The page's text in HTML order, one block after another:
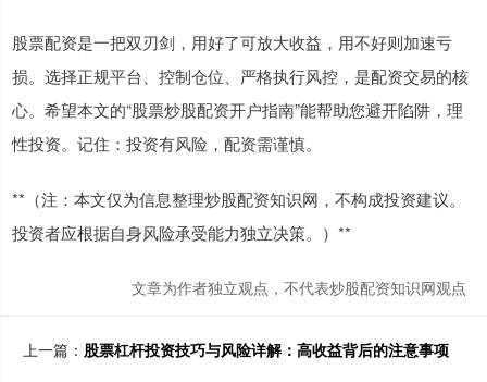
股票配资是一把双刃剑，用好了可放大收益，用不好则加速亏
损。选择正规平台、控制仓位、严格执行风控，是配资交易的核
心。希望本文的“股票炒股配资开户指南”能帮助您避开陷阱，理
性投资。记住：投资有风险，配资需谨慎。
**（注：本文仅为信息整理炒股配资知识网，不构成投资建议。
投资者应根据自身风险承受能力独立决策。）**
文章为作者独立观点，不代表炒股配资知识网观点
上一篇： 股票杠杆投资技巧与风险详解：高收益背后的注意事项